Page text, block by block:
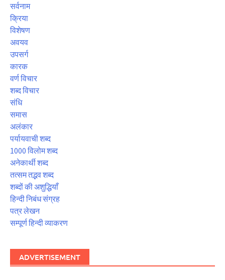
सर्वनाम
क्रिया
विशेषण
अवयव
उपसर्ग
कारक
वर्ण विचार
शब्द विचार
संधि
समास
अलंकार
पर्यायवाची शब्द
1000 विलोम शब्द
अनेकार्थी शब्द
तत्सम तद्भव शब्द
शब्दों की अशुद्धियाँ
हिन्दी निबंध संग्रह
पत्र लेखन
सम्पूर्ण हिन्दी व्याकरण
ADVERTISEMENT